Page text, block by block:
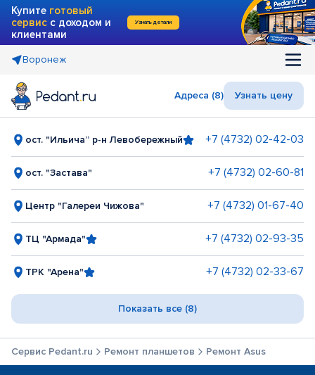
Купите готовый
сервис с доходом и
клиентами
Узнать детали
Воронеж
Адреса (8) Узнать цену
ост. "Ильича” р-н Левобережный +7 (4732) 02-42-03
ост. "Застава" +7 (4732) 02-60-81
Центр "Галереи Чижова" +7 (4732) 01-67-40
ТЦ "Армада" +7 (4732) 02-93-35
ТРК "Арена" +7 (4732) 02-33-67
Показать все (8)
Сервис Pedant.ru Ремонт планшетов Ремонт Asus